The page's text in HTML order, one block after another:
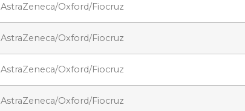
AstraZeneca/Oxford/Fiocruz
AstraZeneca/Oxford/Fiocruz
AstraZeneca/Oxford/Fiocruz
AstraZeneca/Oxford/Fiocruz